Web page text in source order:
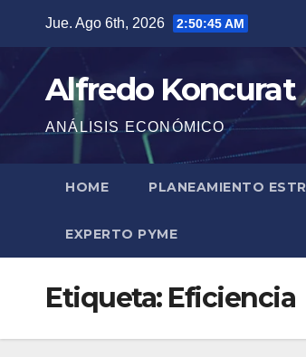
contenido
Jue. Ago 6th, 2026 2:50:46 AM
Alfredo Koncurat
ANÁLISIS ECONÓMICO
HOME PLANEAMIENTO
EXPERTO PYME
Etiqueta: Eficiencia